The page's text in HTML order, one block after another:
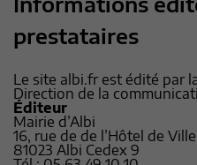
prestataires
Le site albi.fr est édité par
Direction de la
Éditeur
Mairie d’Albi
16, rue de de l’Hôtel de Ville
81023 Albi Cedex 9